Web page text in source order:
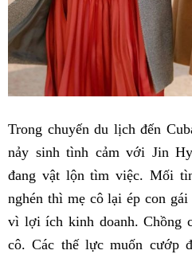
Trong chuyến du lịch đến
nảy sinh tình cảm với Jin
đang vật lộn tìm việc. Mối
nghén thì mẹ cô lại ép con
vì lợi ích kinh doanh. Chồng
cô. Các thế lực muốn cướp